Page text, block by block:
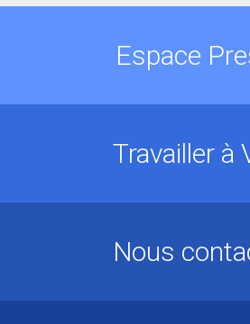
Espace
Travailler à
Nous